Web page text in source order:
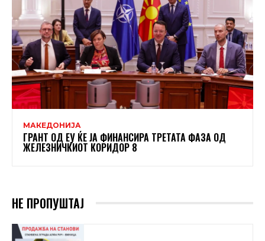
МАКЕДОНИЈА
ГРАНТ ОД ЕУ ЌЕ ЈА ФИНАНСИРА ТРЕТАТА ФАЗА ОД
ЖЕЛЕЗНИЧКИОТ КОРИДОР 8
НЕ ПРОПУШТАЈ